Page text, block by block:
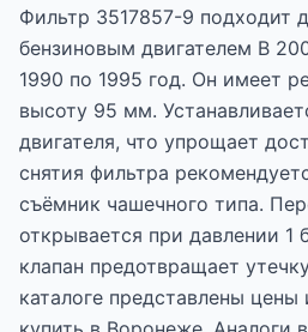
Фильтр 3517857-9 подходит
бензиновым двигателем B
1990 по 1995 год. Он имеет
высоту 95 мм.
двигателя, что упрощает
снятия фильтра
съёмник чашечного типа.
открывается при давлении 1
клапан предотвращает
каталоге представлены